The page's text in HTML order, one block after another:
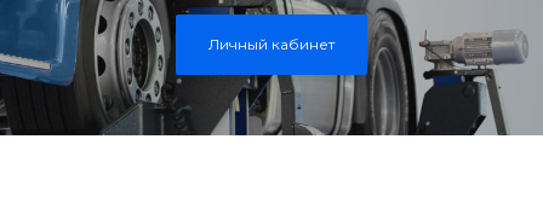
Личный кабинет